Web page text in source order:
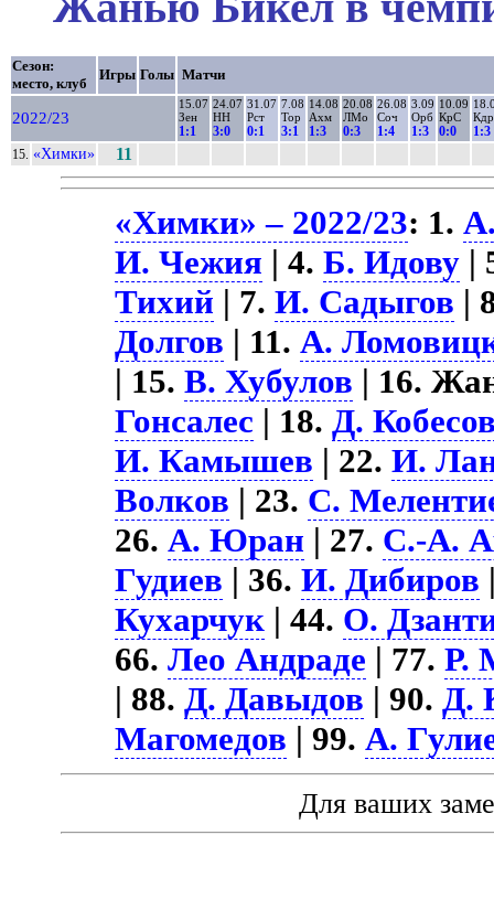
Сезон:
место, клуб
Игры Голы Матчи
2022/23
15.07
Зен
1:1
24.07
НН
3:0
31.07
Рст
0:1
7.08
Тор
3:1
14.08
Ахм
1:3
20.08
ЛМо
0:3
26.08
Соч
1:4
3.09
Орб
1:3
10.09
КрС
0:0
Кдр
1:3
15. «Химки» 11
«Химки» – 2022/23: 1.
И. Чежия | 4.Б. Идову |
Тихий | 7.И. Садыгов |
Долгов | 11.А.
| 15.В. Хубулов | 16.
Гонсалес | 18.Д.
И. Камышев | 22.И.
Волков | 23. С.
26.А. Юран | 27. С.-А.
Гудиев | 36.И. Дибиров
Кухарчук | 44. О.
66.Лео Андраде | 77.Р.
| 88.Д. Давыдов | 90.Д.
Магомедов | 99.А.
Для ваших